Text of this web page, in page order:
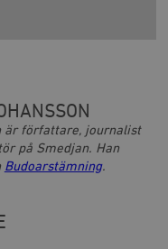
är författare, journalist
på Smedjan. Han
Budoarstämning.